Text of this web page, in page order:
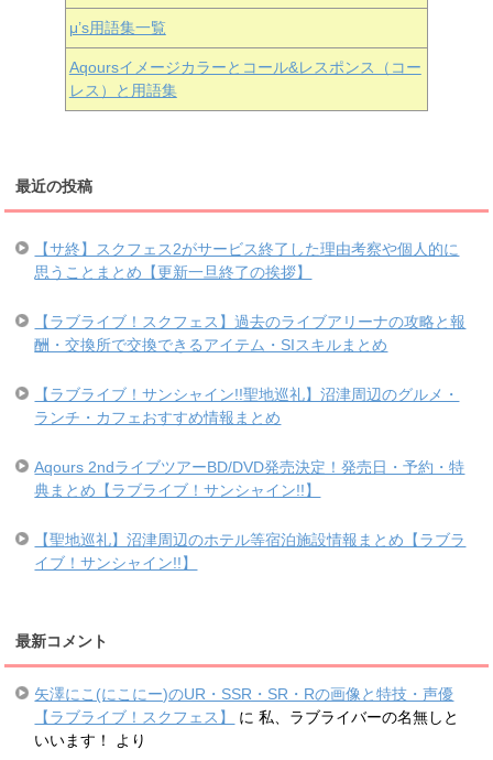
μ’s用語集一覧
Aqoursイメージカラーとコール&レスポンス（コー
レス）と用語集
最近の投稿
【サ終】スクフェス2がサービス終了した理由考察や個人的に
思うことまとめ【更新一旦終了の挨拶】
【ラブライブ！スクフェス】過去のライブアリーナの攻略と報
酬・交換所で交換できるアイテム・SIスキルまとめ
【ラブライブ！サンシャイン!!聖地巡礼】沼津周辺のグルメ・
ランチ・カフェおすすめ情報まとめ
Aqours 2ndライブツアーBD/DVD発売決定！発売日・予約・特
典まとめ【ラブライブ！サンシャイン!!】
【聖地巡礼】沼津周辺のホテル等宿泊施設情報まとめ【ラブラ
イブ！サンシャイン!!】
最新コメント
矢澤にこ(にこにー)のUR・SSR・SR・Rの画像と特技・声優
【ラブライブ！スクフェス】
に私、ラブライバーの名無しと
いいます！
より